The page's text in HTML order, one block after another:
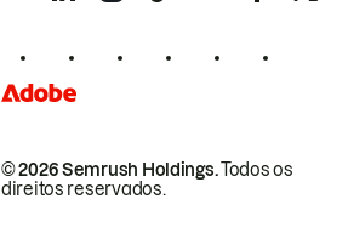
© 2026 Semrush Holdings.Todos os
direitos reservados.